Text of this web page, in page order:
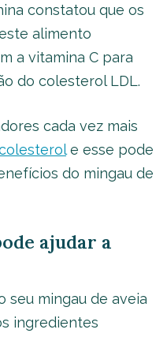
constatou que os
alimento
a vitamina C para
do colesterol LDL.
cada vez mais
e esse pode
do mingau de
ajudar a
seu mingau de aveia
ingredientes